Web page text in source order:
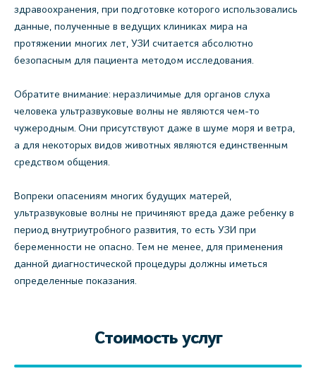
здравоохранения, при подготовке которого использовались
данные, полученные в ведущих клиниках мира на
протяжении многих лет, УЗИ считается абсолютно
безопасным для пациента методом исследования.
Обратите внимание: неразличимые для органов слуха
человека ультразвуковые волны не являются чем-то
чужеродным. Они присутствуют даже в шуме моря и ветра,
а для некоторых видов животных являются единственным
средством общения.
Вопреки опасениям многих будущих матерей,
ультразвуковые волны не причиняют вреда даже ребенку в
период внутриутробного развития, то есть УЗИ при
беременности не опасно. Тем не менее, для применения
данной диагностической процедуры должны иметься
определенные показания.
Стоимость услуг